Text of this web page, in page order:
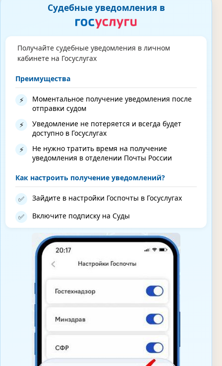
Судебные уведомления в
Получайте судебные уведомления в личном
кабинете на Госуслугах
Преимущества
⚡
Моментальное получение уведомления после
отправки судом
⚡
Уведомление не потеряется и всегда будет
доступно в Госуслугах
⚡
Не нужно тратить время на получение
уведомления в отделении Почты России
Как настроить получение уведомлений?
✅ Зайдите в настройки Госпочты в Госуслугах
✅ Включите подписку на Суды